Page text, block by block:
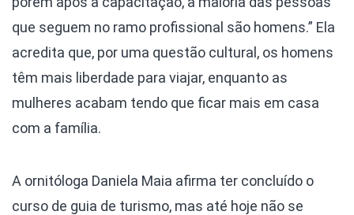
que seguem no ramo profissional são homens.” Ela
acredita que, por uma questão cultural, os homens
têm mais liberdade para viajar, enquanto as
mulheres acabam tendo que ficar mais em casa
com a família.
A ornitóloga Daniela Maia afirma ter concluído o
curso de guia de turismo, mas até hoje não se